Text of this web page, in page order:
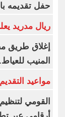
حفل تقديمه
ريال مدريد
إغلاق طريق
المنيب
مواعيد
القومي